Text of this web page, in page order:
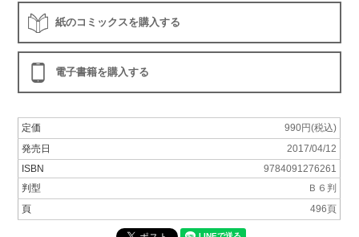
紙のコミックスを購入する
電子書籍を購入する
定価
990円(税込)
発売日
2017/04/12
ISBN
9784091276261
判型
Ｂ６判
頁
496頁